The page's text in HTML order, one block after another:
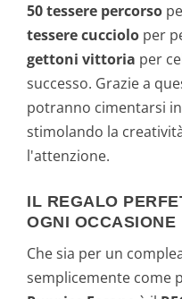
50 tessere percorso
tessere cucciolo per
gettoni vittoria per
successo. Grazie a
potranno cimentarsi
stimolando la
l'attenzione.
IL REGALO
OGNI OCCASIONE
Che sia per un
semplicemente come